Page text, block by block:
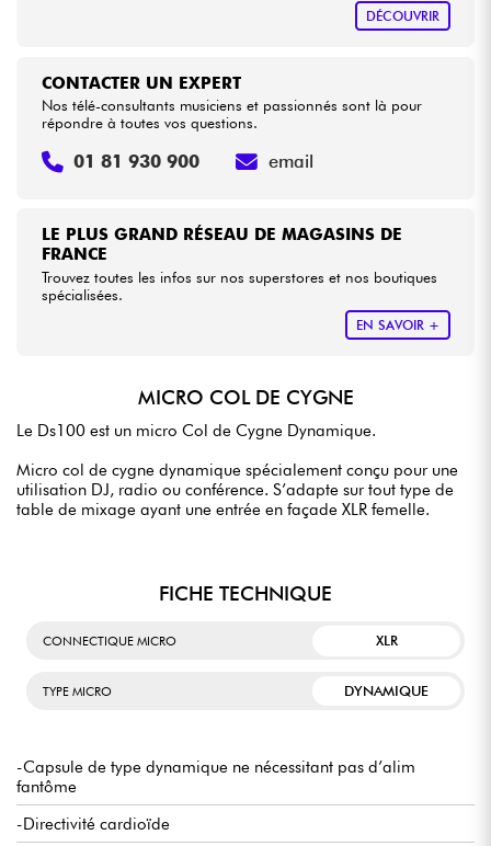
Voir nos marques
DÉCOUVRIR
LE PLUS GRAND RÉSEAU DE MAGASINS DE
FRANCE
Trouvez toutes les infos sur nos superstores et nos boutiques
spécialisées.
EN SAVOIR +
CONTACTER UN EXPERT
Nos télé-consultants musiciens et passionnés sont là pour
répondre à toutes vos questions.
01 81 930 900 email
MICRO COL DE CYGNE
Le Ds100 est un micro Col de Cygne Dynamique.
Micro col de cygne dynamique spécialement conçu pour une
utilisation DJ, radio ou conférence. S’adapte sur tout type de
table de mixage ayant une entrée en façade XLR femelle.
FICHE TECHNIQUE
CONNECTIQUE MICRO XLR
TYPE MICRO DYNAMIQUE
-Capsule de type dynamique ne nécessitant pas d’alim
fantôme
-Directivité cardioïde